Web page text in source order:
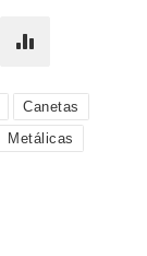
Canetas
Metálicas